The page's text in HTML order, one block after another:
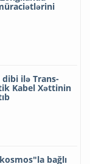
ilə Trans-
Kabel Xəttinin
bağlı